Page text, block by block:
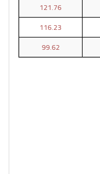
121.76
116.23
99.62